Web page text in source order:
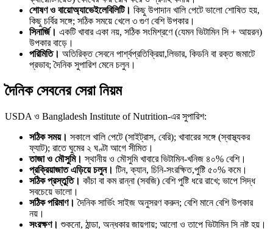
শোষণ ও বায়োঅ্যাভেইলেবিলিটি। কিছু উপাদান খালি পেটে ভালো শোষিত হয়,
কিছু চর্বির সঙ্গে; সঠিক সময়ে খেলে ৩ গুণ বেশি উপকার।
সিনার্জি। একটি খাবার একা নয়, সঠিক সংমিশ্রণে (যেমন ভিটামিন সি + আয়রন)
উপকার বাড়ে।
পরিমিতি। অতিরিক্ত সেবনে পার্শ্বপ্রতিক্রিয়া,লিভার, কিডনি বা রক্ত জমাটে
প্রভাব; দৈনিক সুপারিশ মেনে চলুন।
দৈনিক সেবনের সেরা নিয়ম
USDA ও Bangladesh Institute of Nutrition-এর সুপারিশ:
সঠিক সময়। সকালে খালি পেটে (সাইট্রাস, বেরি); খাবারের সঙ্গে (স্বাস্থ্যকর
ফ্যাট); রাতে ঘুমের ২ ঘণ্টা আগে সীমিত।
তাজা ও মৌসুমি। স্থানীয় ও মৌসুমি খাবারে ভিটামিন-খনিজ ৪০% বেশি।
প্রক্রিয়াজাত এড়িয়ে চলুন। টিন, ক্যান, চিনি-সংরক্ষিত,পুষ্টি ৫০% কমে।
সঠিক প্রস্তুতি। কাঁচা বা কম রান্না (সবজি) বেশি পুষ্টি ধরে রাখে; ভাপে সিদ্ধ
সবচেয়ে ভালো।
সঠিক পরিমাণ। দৈনিক সার্ভিং সাইজ অনুসরণ করুন; বেশি মানে বেশি উপকার
নয়।
সংরক্ষণ। শুকনো, ঠান্ডা, অন্ধকার জায়গায়; আলো ও তাপে ভিটামিন সি নষ্ট হয়।